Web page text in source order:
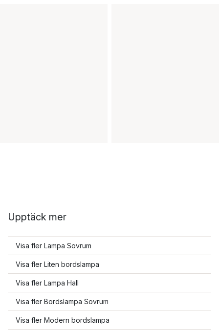
Upptäck mer
Visa fler Lampa Sovrum
Visa fler Liten bordslampa
Visa fler Lampa Hall
Visa fler Bordslampa Sovrum
Visa fler Modern bordslampa